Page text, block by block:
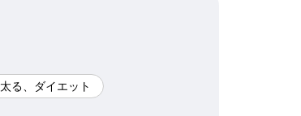
太る、ダイエット